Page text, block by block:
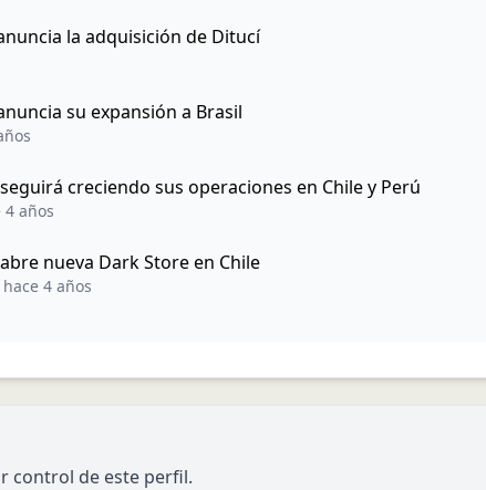
la adquisición de Ditucí
su expansión a Brasil
creciendo sus operaciones en Chile y Perú
4 años
nueva Dark Store en Chile
hace 4 años
control de este perfil.